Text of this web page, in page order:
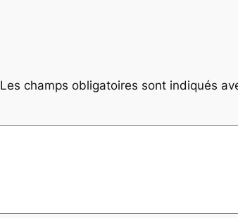
Les champs obligatoires sont indiqués